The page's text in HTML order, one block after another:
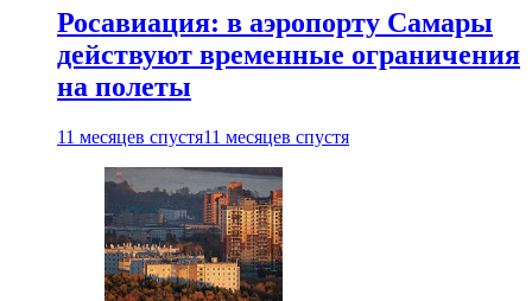
Росавиация: в аэропорту Самары
действуют временные ограничения
на полеты
11 месяцев спустя11 месяцев спустя